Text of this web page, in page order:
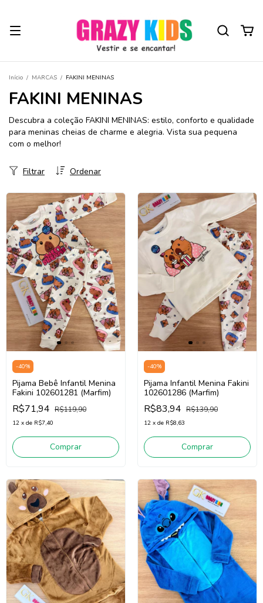
Início / MARCAS / FAKINI MENINAS
FAKINI MENINAS
Descubra a coleção FAKINI MENINAS: estilo, conforto e qualidade
para meninas cheias de charme e alegria. Vista sua pequena
com o melhor!
Ordenar
Filtrar
-40%
Pijama Bebê Infantil Menina
Fakini 102601281 (Marfim)
R$71,94 R$119,90
12 x de R$7,40
Comprar
-40%
Pijama Infantil Menina Fakini
102601286 (Marfim)
R$83,94 R$139,90
12 x de R$8,63
Comprar